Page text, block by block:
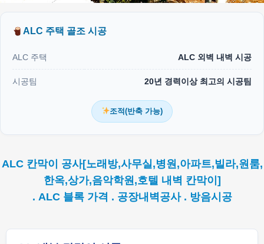
ALC 주택 골조 시공
ALC 주택 ALC 외벽 내벽 시공
시공팀 20년 경력이상 최고의 시공팀
조적(반축 가능)
ALC 칸막이 공사[노래방,사무실,병원,아파트,빌라,원룸,
한옥,상가,음악학원,호텔 내벽 칸막이]
. ALC 블록 가격 . 공장내벽공사 . 방음시공